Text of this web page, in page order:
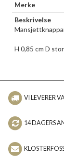
Merke
Beskrivelse
H 0,85 cm D
VI LEVERER
14 DAGERS